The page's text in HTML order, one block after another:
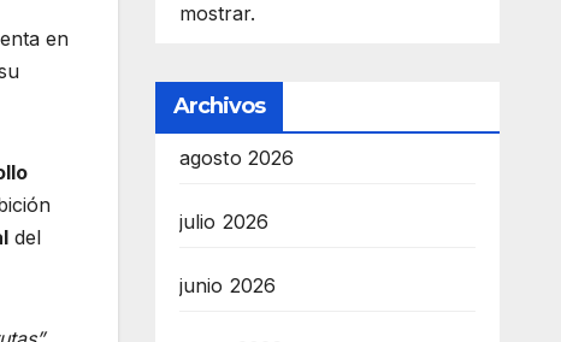
en
del
mostrar.
Archivos
agosto 2026
julio 2026
junio 2026